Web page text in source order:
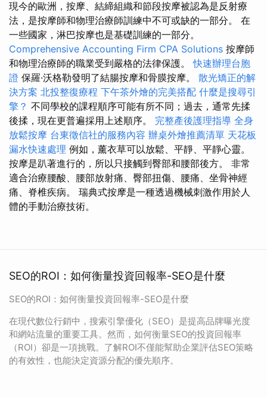
現今的歐洲，按摩、結締組織和節段按摩被認為是反射療
法，是按摩師和物理治療師訓練中不可或缺的一部分。 在
一些國家，淋巴按摩也是基礎訓練的一部分。
Comprehensive Accounting Firm CPA Solutions 按摩師
和物理治療師的職業受到嚴格的法律保護。快速辦理台胞
證 保羅·沃格勒發明了結腸按摩和骨膜按摩。 散光矯正的解
決方案 北投整復療程 下午茶外燴的完美搭配 什麼是搜尋引
擎？ 不同學校的課程順序可能有所不同；過去，通常先揉
後揉，現在更普遍採用上述順序。 完整產後護理指導 全身
放鬆按摩 台東徵信社的服務內容 辦桌外燴推薦清單 天花板
漏水快速處理 例如，薰衣草可以放鬆、平靜、平靜心靈。
按摩是趴著進行的，所以只接觸到臀部和腰部後方。 非常
適合治療腰酸、腰部放射痛、臀部扭傷、腰痛、坐骨神經
痛、脊椎疾病。 瑞典式按摩是一種透過機械刺激作用於人
體的手動治療技術。
SEO的ROI：如何衡量投資回報率-SEO是什麼
SEO的ROI：如何衡量投資回報率-SEO是什麼
在現代數位行銷中，搜索引擎優化（SEO）是提高品牌曝光度
和網站流量的重要工具。然而，如何衡量SEO的投資回報率
（ROI）卻是一項挑戰。了解ROI不僅能幫助企業評估SEO策略
的有效性，也能決定資源分配的優先順序。